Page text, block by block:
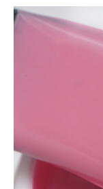
BabyGenie
蜜
粉